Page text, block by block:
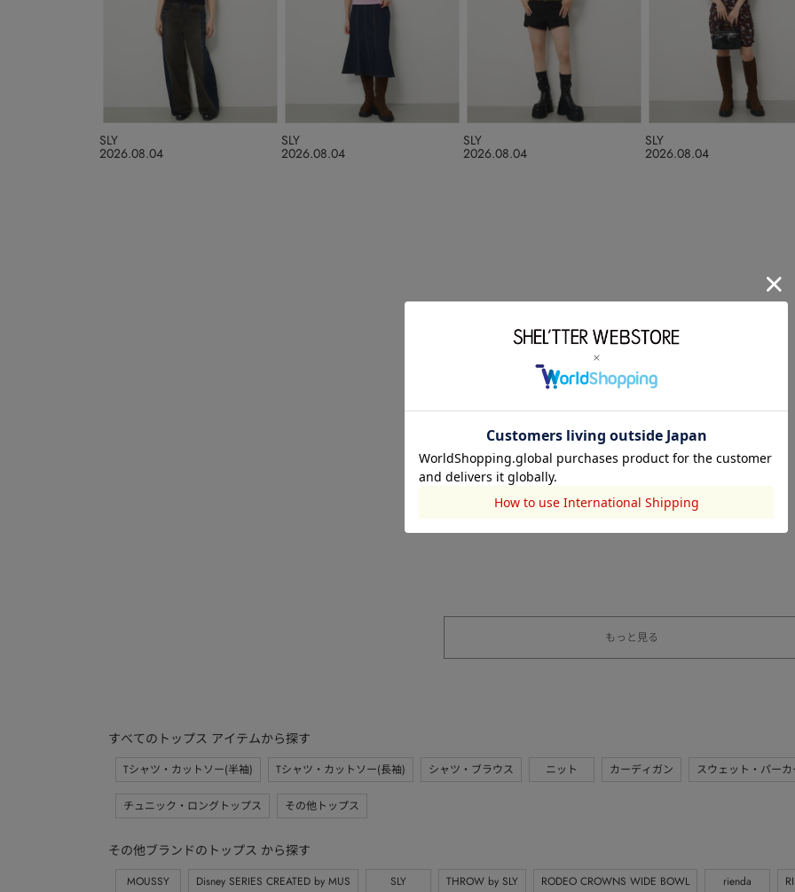
2026.08.04
SLY
2026.08.04
SLY
2026.08.04
SLY
2026.08.04
SLY
もっと見る
すべてのトップス アイテムから探す
Tシャツ・カットソー(半袖) Tシャツ・カットソー(長袖) シャツ・ブラウス ニット カーディガン スウェット・パーカ
チュニック・ロングトップス その他トップス
その他ブランドのトップス から探す
MOUSSY Disney SERIES CREATED by MUS SLY THROW by SLY RODEO CROWNS WIDE BOWL rienda